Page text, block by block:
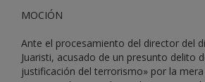
MOCIÓN
Ante el procesamiento del director del
Juaristi, acusado de un presunto delito
justificación del terrorismo» por la